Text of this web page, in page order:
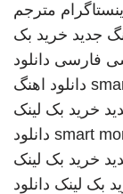
مترجم
جدید خرید بک
فارسی دانلود
دانلود اهنگ
خرید بک لینک
smart دانلود
خرید بک لینک
بک لینک دانلود